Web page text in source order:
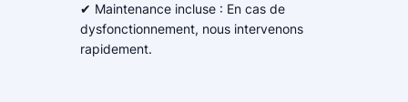
✔ Maintenance incluse : En cas de
dysfonctionnement, nous intervenons
rapidement.